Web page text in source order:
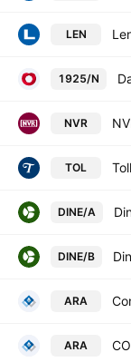
LEN
1925/N
NVR
TOL
DINE/A
DINE/B
ARA
ARA